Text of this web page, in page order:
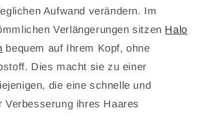
Aufwand verändern. Im
Verlängerungen sitzen Halo
bequem auf Ihrem Kopf, ohne
Dies macht sie zu einer
die eine schnelle und
Verbesserung ihres Haares